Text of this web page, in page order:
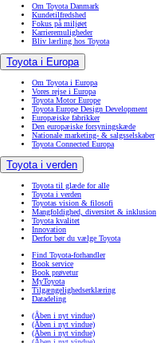
Om Toyota Danmark
Kundetilfredshed
Fokus på miljøet
Karrieremuligheder
Bliv lærling hos Toyota
Toyota i Europa
Om Toyota i Europa
Vores rejse i Europa
Toyota Motor Europe
Toyota Europe Design Development
Europæiske fabrikker
Den europæiske forsyningskæde
Nationale marketing- & salgsselskaber
Toyota Connected Europa
Toyota i verden
Toyota til glæde for alle
Toyota i verden
Toyotas vision & filosofi
Mangfoldighed, diversitet & inklusion
Toyota kvalitet
Innovation
Derfor bør du vælge Toyota
Find Toyota-forhandler
Book service
Book prøvetur
MyToyota
Tilgængelighedserklæring
Datadeling
(Åben i nyt vindue)
(Åben i nyt vindue)
(Åben i nyt vindue)